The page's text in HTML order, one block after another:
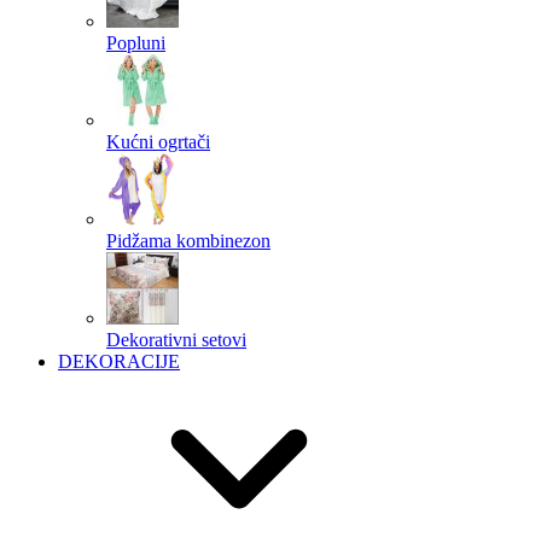
Popluni
Kućni ogrtači
Pidžama kombinezon
Dekorativni setovi
DEKORACIJE